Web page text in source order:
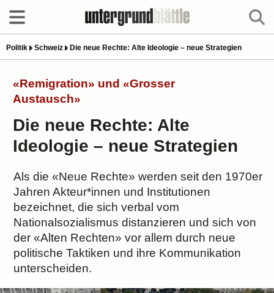
Politik Schweiz Die neue Rechte: Alte Ideologie – neue Strategien
«Remigration» und «Grosser
Austausch»
Die neue Rechte: Alte
Ideologie – neue Strategien
Als die «Neue Rechte» werden seit den 1970er
Jahren Akteur*innen und Institutionen
bezeichnet, die sich verbal vom
Nationalsozialismus distanzieren und sich von
der «Alten Rechten» vor allem durch neue
politische Taktiken und ihre Kommunikation
unterscheiden.